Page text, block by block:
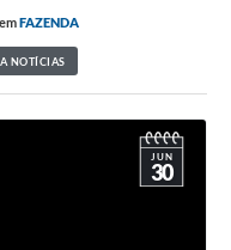
FAZENDA
NOTÍCIAS
JUN
30